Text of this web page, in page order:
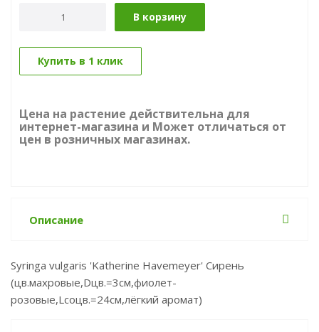
В корзину
Купить в 1 клик
Цена на растение действительна для
интернет-магазина и Может отличаться от
цен в розничных магазинах.
Описание
Syringa vulgaris 'Katherine Havemeyer' Сирень
(цв.махровые,Dцв.=3см,фиолет-
розовые,Lсоцв.=24см,лёгкий аромат)